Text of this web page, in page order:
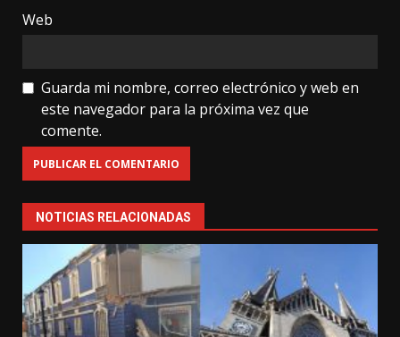
Web
Guarda mi nombre, correo electrónico y web en
este navegador para la próxima vez que
comente.
NOTICIAS RELACIONADAS